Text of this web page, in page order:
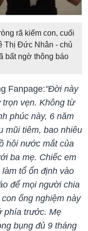
rã kiếm con, cuối
Thị Đức Nhân - chủ
bất ngờ thông báo
Fanpage:"Đời này
vẹn. Không từ
phúc này, 6 năm
mũi tiêm, bao nhiêu
hôi nước mắt của
ba mẹ. Chiếc em
tổ ổn định vào
để mọi người chia
ống nghiệm này
phía trước. Mẹ
bụng đủ 9 tháng